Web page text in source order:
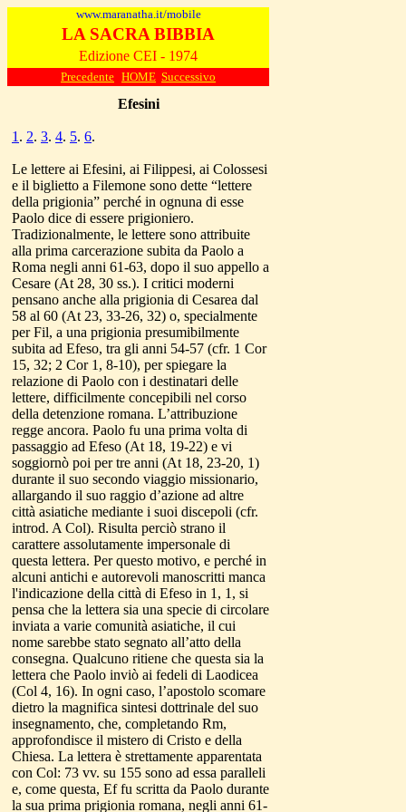
www.maranatha.it/mobile
LA SACRA BIBBIA
Edizione CEI - 1974
Precedente HOME Successivo
Efesini
1 . 2. 3. 4. 5. 6.
Le lettere ai Efesini, ai Filippesi, ai Colossesi
e il biglietto a Filemone sono dette “lettere
della prigionia” perché in ognuna di esse
Paolo dice di essere prigioniero.
Tradizionalmente, le lettere sono attribuite
alla prima carcerazione subita da Paolo a
Roma negli anni 61-63, dopo il suo appello a
Cesare (At 28, 30 ss.). I critici moderni
pensano anche alla prigionia di Cesarea dal
58 al 60 (At 23, 33-26, 32) o, specialmente
per Fil, a una prigionia presumibilmente
subita ad Efeso, tra gli anni 54-57 (cfr. 1 Cor
15, 32; 2 Cor 1, 8-10), per spiegare la
relazione di Paolo con i destinatari delle
lettere, difficilmente concepibili nel corso
della detenzione romana. L’attribuzione
regge ancora. Paolo fu una prima volta di
passaggio ad Efeso (At 18, 19-22) e vi
soggiornò poi per tre anni (At 18, 23-20, 1)
durante il suo secondo viaggio missionario,
allargando il suo raggio d’azione ad altre
città asiatiche mediante i suoi discepoli (cfr.
introd. A Col). Risulta perciò strano il
carattere assolutamente impersonale di
questa lettera. Per questo motivo, e perché in
alcuni antichi e autorevoli manoscritti manca
l'indicazione della città di Efeso in 1, 1, si
pensa che la lettera sia una specie di circolare
inviata a varie comunità asiatiche, il cui
nome sarebbe stato segnato all’atto della
consegna. Qualcuno ritiene che questa sia la
lettera che Paolo inviò ai fedeli di Laodicea
(Col 4, 16). In ogni caso, l’apostolo scomare
dietro la magnifica sintesi dottrinale del suo
insegnamento, che, completando Rm,
approfondisce il mistero di Cristo e della
Chiesa. La lettera è strettamente apparentata
con Col: 73 vv. su 155 sono ad essa paralleli
e, come questa, Ef fu scritta da Paolo durante
la sua prima prigionia romana, negli anni 61-